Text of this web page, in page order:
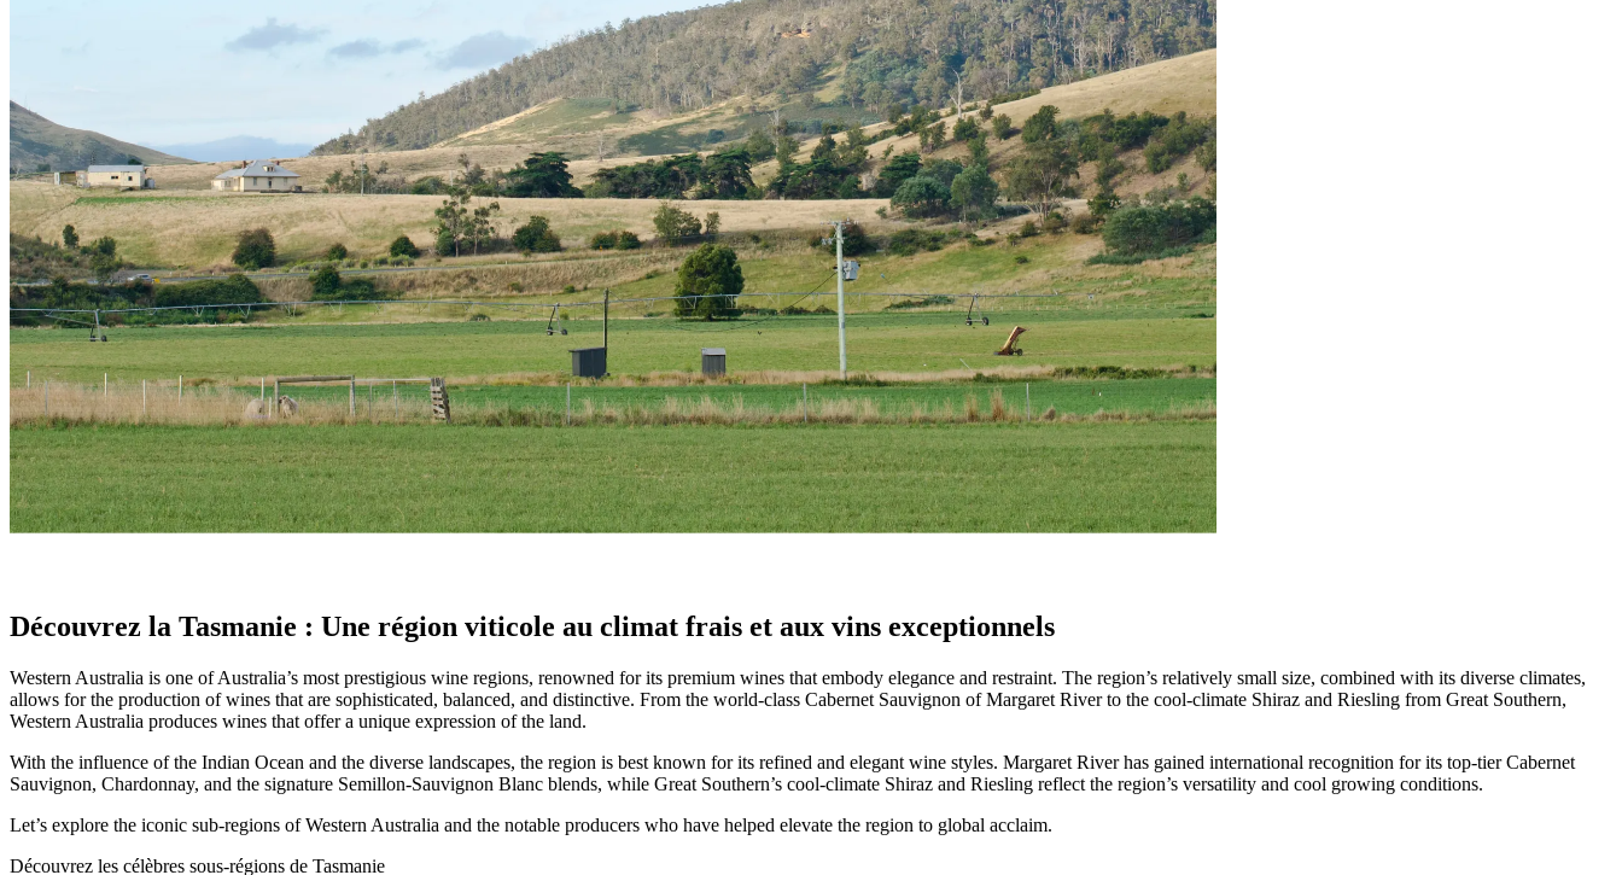
Tasmanie : Le paradis viticole du climat frais australien
Connue pour ses vins effervescents, Pinot Noir et Chardonnay, la Tasmanie offre des vins alliant fraîcheur, élégance et complexité.
Découvrez la Tasmanie : Une région viticole au climat frais et aux vins exceptionnels
Western Australia is one of Australia’s most prestigious wine regions, renowned for its premium wines that embody elegance and restraint. The region’s relatively small size, combined with its diverse climates,
allows for the production of wines that are sophisticated, balanced, and distinctive. From the world-class Cabernet Sauvignon of Margaret River to the cool-climate Shiraz and Riesling from Great Southern,
Western Australia produces wines that offer a unique expression of the land.
With the influence of the Indian Ocean and the diverse landscapes, the region is best known for its refined and elegant wine styles. Margaret River has gained international recognition for its top-tier Cabernet
Sauvignon, Chardonnay, and the signature Semillon-Sauvignon Blanc blends, while Great Southern’s cool-climate Shiraz and Riesling reflect the region’s versatility and cool growing conditions.
Let’s explore the iconic sub-regions of Western Australia and the notable producers who have helped elevate the region to global acclaim.
Découvrez les célèbres sous-régions de Tasmanie